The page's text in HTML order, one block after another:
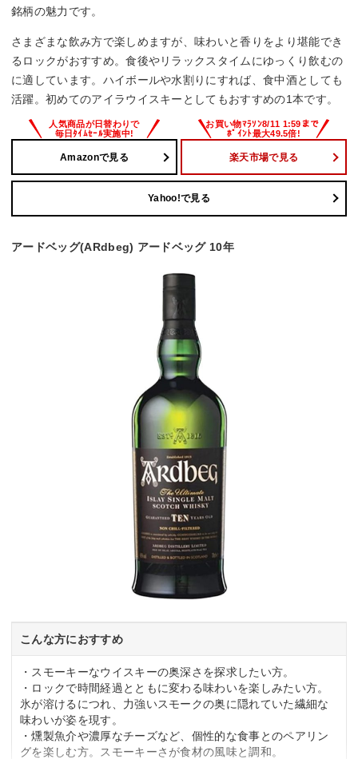
銘柄の魅力です。
さまざまな飲み方で楽しめますが、味わいと香りをより堪能でき
るロックがおすすめ。食後やリラックスタイムにゆっくり飲むの
に適しています。ハイボールや水割りにすれば、食中酒としても
活躍。初めてのアイラウイスキーとしてもおすすめの1本です。
Amazonで見る 楽天市場で見る
Yahoo!で見る
アードベッグ(ARdbeg) アードベッグ 10年
こんな方におすすめ
・スモーキーなウイスキーの奥深さを探求したい方。
・ロックで時間経過とともに変わる味わいを楽しみたい方。
氷が溶けるにつれ、力強いスモークの奥に隠れていた繊細な
味わいが姿を現す。
・燻製魚介や濃厚なチーズなど、個性的な食事とのペアリン
グを楽しむ方。スモーキーさが食材の風味と調和。